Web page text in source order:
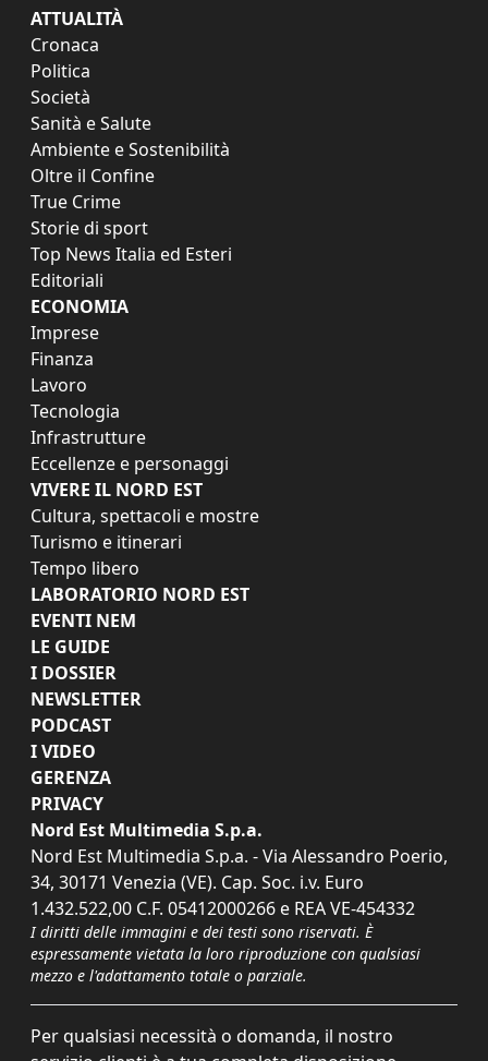
ATTUALITÀ
Cronaca
Politica
Società
Sanità e Salute
Ambiente e Sostenibilità
Oltre il Confine
True Crime
Storie di sport
Top News Italia ed Esteri
Editoriali
ECONOMIA
Imprese
Finanza
Lavoro
Tecnologia
Infrastrutture
Eccellenze e personaggi
VIVERE IL NORD EST
Cultura, spettacoli e mostre
Turismo e itinerari
Tempo libero
LABORATORIO NORD EST
EVENTI NEM
LE GUIDE
I DOSSIER
NEWSLETTER
PODCAST
I VIDEO
GERENZA
PRIVACY
Nord Est Multimedia S.p.a.
Nord Est Multimedia S.p.a. - Via Alessandro Poerio,
34, 30171 Venezia (VE). Cap. Soc. i.v. Euro
1.432.522,00 C.F. 05412000266 e REA VE-454332
I diritti delle immagini e dei testi sono riservati. È
espressamente vietata la loro riproduzione con qualsiasi
mezzo e l'adattamento totale o parziale.
Per qualsiasi necessità o domanda, il nostro